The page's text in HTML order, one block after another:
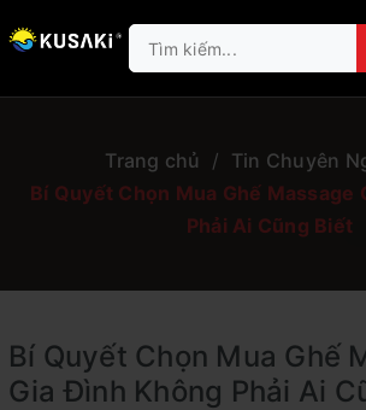
Trang chủ / Tin Chuyên
Bí Quyết Chọn Mua Ghế Massage
Phải Ai Cũng Biết
Bí Quyết Chọn Mua Ghế
Gia Đình Không Phải Ai